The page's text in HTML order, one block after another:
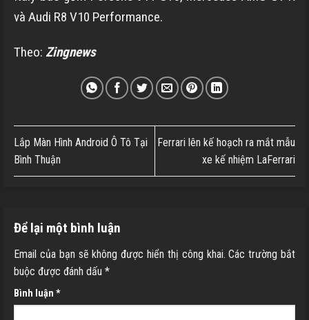
và Audi R8 V10 Performance.
Theo: Zingnews
Lắp Màn Hình Android Ô Tô Tại
Bình Thuận
Ferrari lên kế hoạch ra mắt mẫu
xe kế nhiệm LaFerrari
Để lại một bình luận
Email của bạn sẽ không được hiển thị công khai. Các trường bắt
buộc được đánh dấu *
Bình luận *